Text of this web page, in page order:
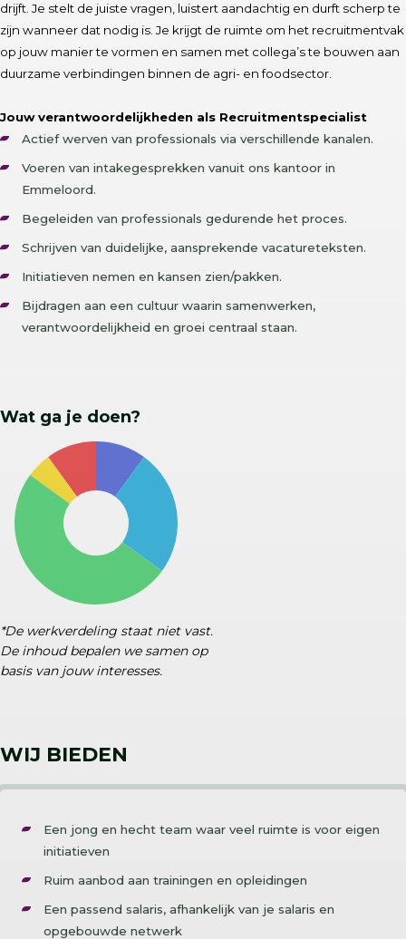
drijft. Je stelt de juiste vragen, luistert aandachtig en durft scherp te
zijn wanneer dat nodig is. Je krijgt de ruimte om het recruitmentvak
op jouw manier te vormen en samen met collega’s te bouwen aan
duurzame verbindingen binnen de agri- en foodsector.
Jouw verantwoordelijkheden als Recruitmentspecialist
Actief werven van professionals via verschillende kanalen.
Voeren van intakegesprekken vanuit ons kantoor in
Emmeloord.
Begeleiden van professionals gedurende het proces.
Schrijven van duidelijke, aansprekende vacatureteksten.
Initiatieven nemen en kansen zien/pakken.
Bijdragen aan een cultuur waarin samenwerken,
verantwoordelijkheid en groei centraal staan.
Wat ga je doen?
*De werkverdeling staat niet vast.
De inhoud bepalen we samen op
basis van jouw interesses.
WIJ BIEDEN
Een jong en hecht team waar veel ruimte is voor eigen
initiatieven
Ruim aanbod aan trainingen en opleidingen
Een passend salaris, afhankelijk van je salaris en
opgebouwde netwerk